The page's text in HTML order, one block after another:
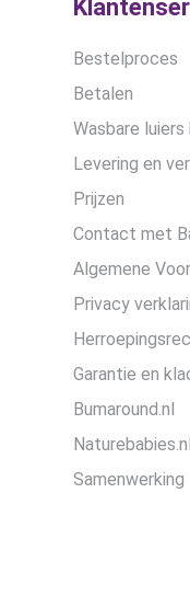
Bestelproces
Betalen
Wasbare
Levering en
Prijzen
Contact met
Algemene
Privacy
Garantie en
Bumaround.nl
Naturebabies.nl
Samenwerking